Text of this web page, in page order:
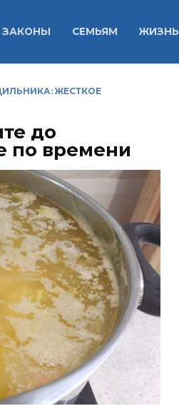
ЗАКОНЫ СЕМЬЯМ ЖИЗНЬ
ЖЕСТКОЕ
до
по времени